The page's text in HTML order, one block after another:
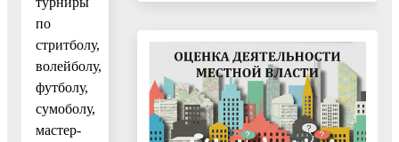
по
стритболу,
волейболу,
футболу,
сумоболу,
мастер-